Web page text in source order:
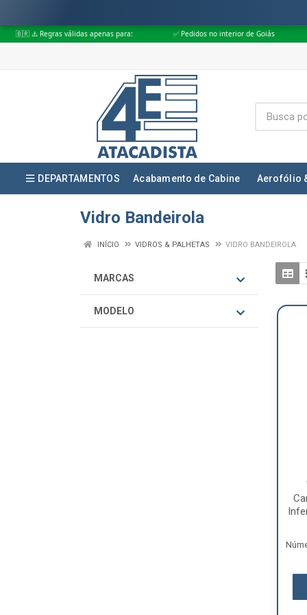
válidas apenas para: ✅ Pedidos no interior de Goiás ✅ Pedidos
DEPARTAMENTOS Acabamento de Cabine Aerofólio
Vidro Bandeirola
INÍCIO VIDROS & PALHETAS VIDRO BANDEIROLA
MARCAS
MODELO